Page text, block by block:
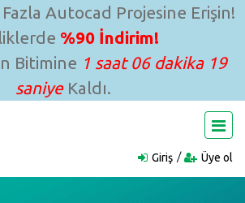
Autocad Projesine Erişin!
%90 İndirim!
Bitimine 1 saat 06 dakika 18
saniyeKaldı.
Giriş Üye ol